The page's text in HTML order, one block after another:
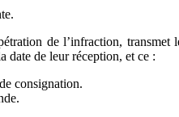
de l’infraction, transmet
date de leur réception, et ce :
consignation.